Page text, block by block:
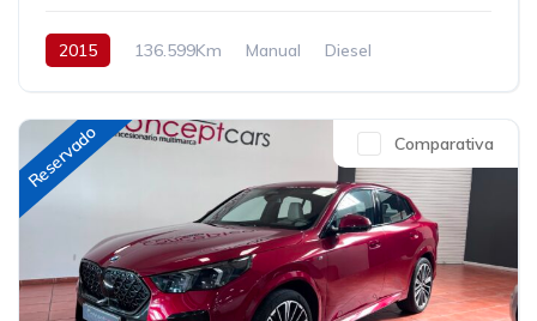
2015 136.599Km Manual
Diesel
Reservado Comparativa